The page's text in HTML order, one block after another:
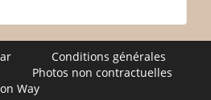
Conditions générales
Photos non contractuelles
Way